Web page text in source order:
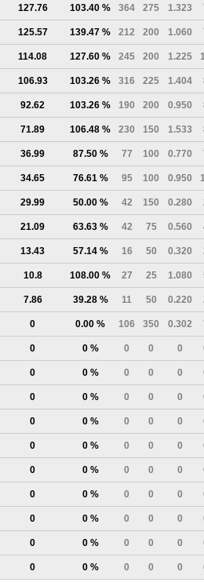
127.76 103.40 % 364 275 1.323
125.57 139.47 % 212 200 1.060
114.08 127.60 % 245 200 1.225
106.93 103.26 % 316 225 1.404
92.62 103.26 % 190 200 0.950
71.89 106.48 % 230 150 1.533
36.99 87.50 % 77 100 0.770
34.65 76.61 % 95 100 0.950
29.99 50.00 % 42 150 0.280
21.09 63.63 % 42 75 0.560
13.43 57.14 % 16 50 0.320
10.8 108.00 % 27 25 1.080
7.86 39.28 % 11 50 0.220
0 0.00 % 106 350 0.302
0 0 % 0 0 0
0 0 % 0 0 0
0 0 % 0 0 0
0 0 % 0 0 0
0 0 % 0 0 0
0 0 % 0 0 0
0 0 % 0 0 0
0 0 % 0 0 0
0 0 % 0 0 0
0 0 % 0 0 0